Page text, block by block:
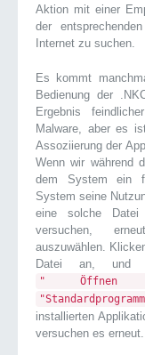
Aktion mit einer
der
Internet zu suchen.
Es kommt
Bedienung der
Ergebnis
Malware, aber es
Assoziierung der
Wenn wir während
dem System ein
System seine
eine solche
versuchen,
auszuwählen.
Datei an, und
" Öffnen
installierten
versuchen es erneut.